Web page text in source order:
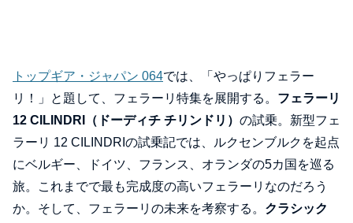
トップギア・ジャパン 064では、「やっぱりフェラー
リ！」と題して、フェラーリ特集を展開する。 フェラーリ
12 CILINDRI（ドーディチ チリンドリ） の試乗。新型フェ
ラーリ 12 CILINDRIの試乗記では、ルクセンブルクを起点
にベルギー、ドイツ、フランス、オランダの5カ国を巡る
旅。これまでで最も完成度の高いフェラーリなのだろう
か。そして、フェラーリの未来を考察する。 クラシック